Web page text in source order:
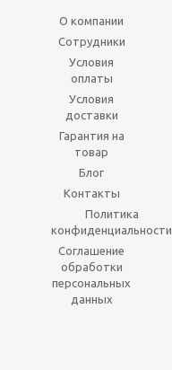
О компании
Сотрудники
Условия
оплаты
Условия
доставки
Гарантия на
товар
Блог
Контакты
Политика
конфиденциальности
Соглашение
обработки
персональных
данных